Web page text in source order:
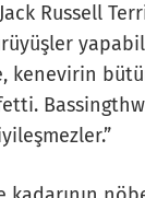
Russell
kenevirin